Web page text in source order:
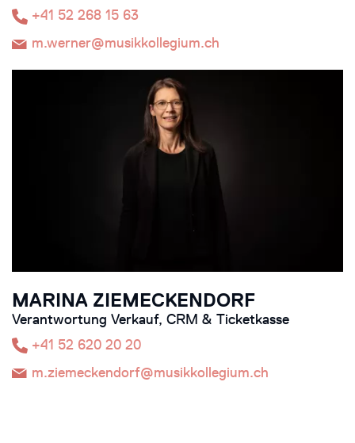
+41 52 268 15 63
m.werner@musikkollegium.ch
MARINA ZIEMECKENDORF
Verantwortung Verkauf, CRM & Ticketkasse
+41 52 620 20 20
m.ziemeckendorf@musikkollegium.ch